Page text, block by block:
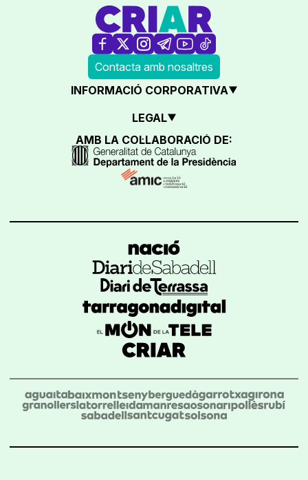
Contacta amb nosaltres
INFORMACIÓ CORPORATIVA
LEGAL
AMB LA COL·LABORACIÓ DE: